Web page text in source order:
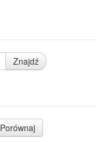
Znajdź
Porównaj